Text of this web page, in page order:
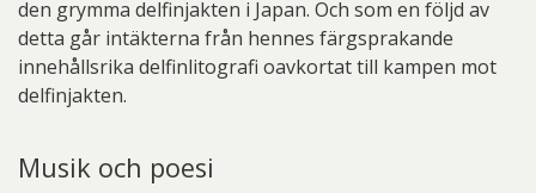
den grymma delfinjakten i Japan. Och som en följd av
detta går intäkterna från hennes färgsprakande
innehållsrika delfinlitografi oavkortat till kampen mot
delfinjakten.
Musik och poesi